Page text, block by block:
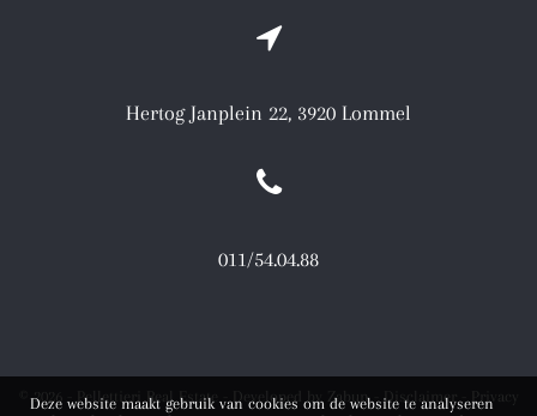
Hertog Janplein 22, 3920 Lommel
011/54.04.88
© 2026 - Pellettieri Real Estate - Developed by Zabun- Disclaimer - Privacy
Deze website maakt gebruik van cookies om de website te analyseren